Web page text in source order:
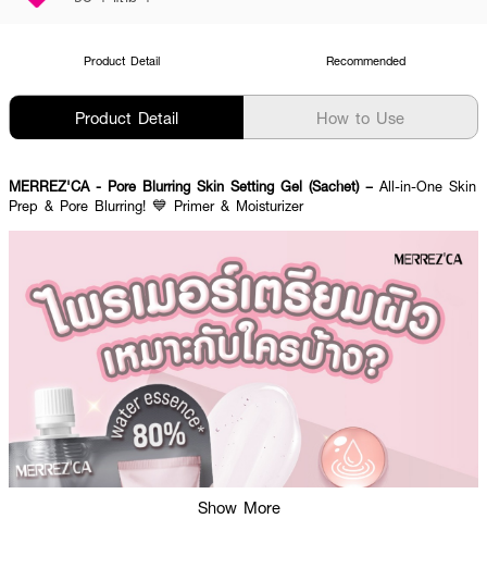
Product Detail Recommended
Product Detail How to Use
MERREZ'CA - Pore Blurring Skin Setting Gel (Sachet) – All-in-One Skin
Prep & Pore Blurring! 💙 Primer & Moisturizer
Show More